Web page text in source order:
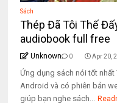
Sách
Thép Đã Tôi Thế
audiobook full free
Unknown 0 Apr 20,
Ứng dụng sách nói tốt
Android và có phiên bản
giúp bạn nghe sách...